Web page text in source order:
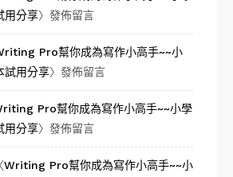
用分享〉發佈留言
Pro幫你成為寫作小高手~~小
試用分享〉發佈留言
Pro幫你成為寫作小高手~~小學
用分享〉發佈留言
Writing Pro幫你成為寫作小高手~~小